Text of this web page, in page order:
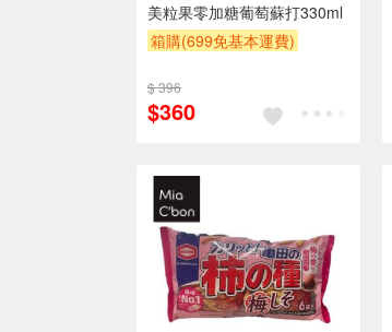
美粒果零加糖葡萄蘇打330ml
箱購(699免基本運費)
滿額9折
$ 396
$360